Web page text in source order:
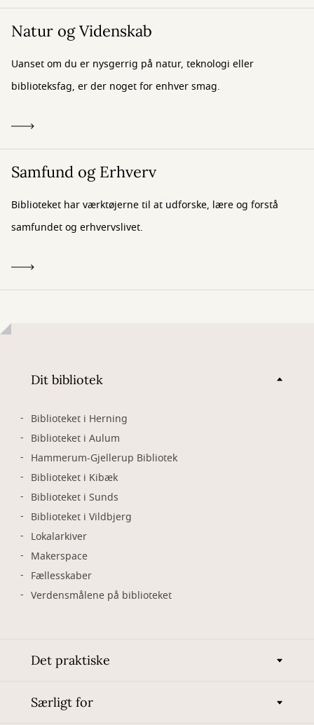
Natur og Videnskab
Uanset om du er nysgerrig på natur, teknologi eller
biblioteksfag, er der noget for enhver smag.
Samfund og Erhverv
Biblioteket har værktøjerne til at udforske, lære og forstå
samfundet og erhvervslivet.
Dit bibliotek
Biblioteket i Herning
Biblioteket i Aulum
Hammerum-Gjellerup Bibliotek
Biblioteket i Kibæk
Biblioteket i Sunds
Biblioteket i Vildbjerg
Lokalarkiver
Makerspace
Fællesskaber
Verdensmålene på biblioteket
Det praktiske
Særligt for